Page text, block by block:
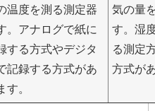
温度を測る測定器
。アナログで紙に
する方式やデジタ
記録する方式があ
す。
気の量
す。湿
る測定
方式が